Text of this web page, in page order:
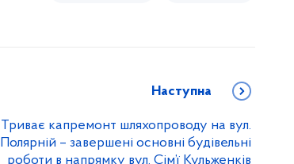
Наступна
Триває капремонт шляхопроводу на вул.
Полярній – завершені основні будівельні
роботи в напрямку вул. Сім’ї Кульженків